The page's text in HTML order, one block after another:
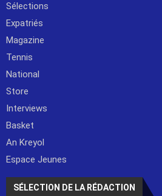
Sélections
Expatriés
Magazine
Tennis
National
Store
Interviews
Basket
An Kreyol
Espace Jeunes
SÉLECTION DE LA RÉDACTION